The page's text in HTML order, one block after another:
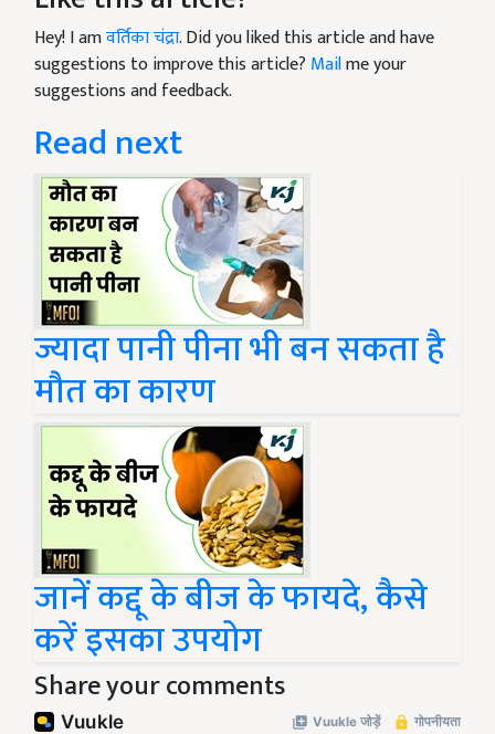
Hey! I amवर्तिका चंद्रा. Did you liked this article and have
suggestions to improve this article? Mailme your
suggestions and feedback.
Read next
ज्यादा पानी पीना भी बन सकता है
मौत का कारण
जानें कद्दू के बीज के फायदे, कैसे
करें इसका उपयोग
Share your comments